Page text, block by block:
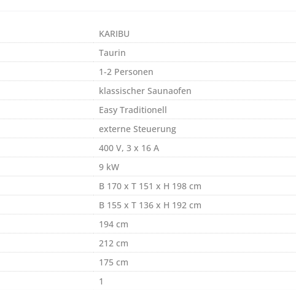
KARIBU
Taurin
1-2 Personen
klassischer Saunaofen
Easy Traditionell
externe Steuerung
400 V, 3 x 16 A
9 kW
B 170 x T 151 x H 198 cm
B 155 x T 136 x H 192 cm
194 cm
212 cm
175 cm
1